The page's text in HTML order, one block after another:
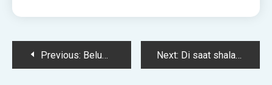
PostPrevious: Belum Ada Persetujuan Untuk Sambung Rundingan Dengan AS, Kata Iran Next: Di saat shalat, melakukan Gerakan Selain Gerakan Shalat